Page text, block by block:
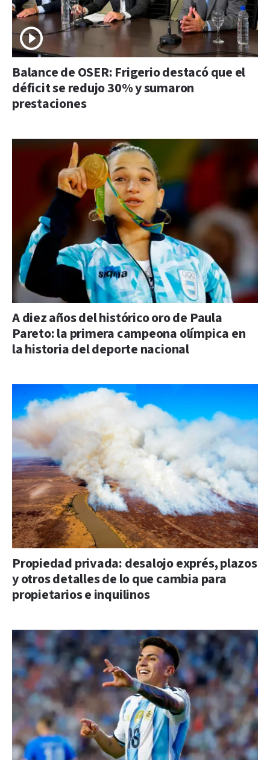
Balance de OSER: Frigerio destacó que el
déficit se redujo 30% y sumaron
prestaciones
A diez años del histórico oro de Paula
Pareto: la primera campeona olímpica en
la historia del deporte nacional
Propiedad privada: desalojo exprés, plazos
y otros detalles de lo que cambia para
propietarios e inquilinos